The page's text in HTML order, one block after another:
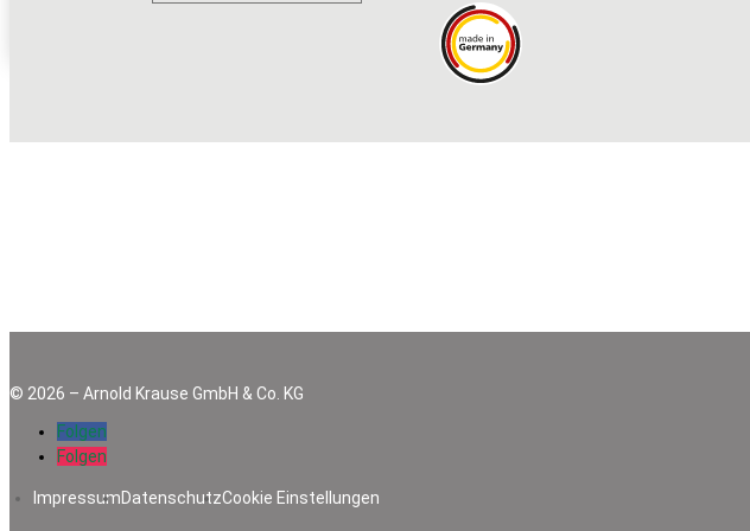
© 2026 – Arnold Krause GmbH & Co. KG
Folgen
Folgen
ImpressumDatenschutzCookie Einstellungen